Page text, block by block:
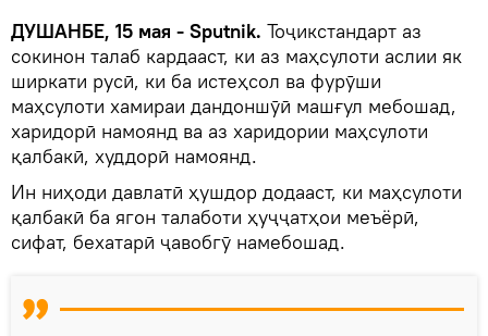
ДУШАНБЕ, 15 мая - Sputnik. Тоҷикстандарт аз
сокинон талаб кардааст, ки аз маҳсулоти аслии як
ширкати русӣ, ки ба истеҳсол ва фурӯши
маҳсулоти хамираи дандоншӯӣ машғул мебошад,
харидорӣ намоянд ва аз харидории маҳсулоти
қалбакӣ, худдорӣ намоянд.
Ин ниҳоди давлатӣ ҳушдор додааст, ки маҳсулоти
қалбакӣ ба ягон талаботи ҳуҷҷатҳои меъёрӣ,
сифат, бехатарӣ ҷавобгӯ намебошад.